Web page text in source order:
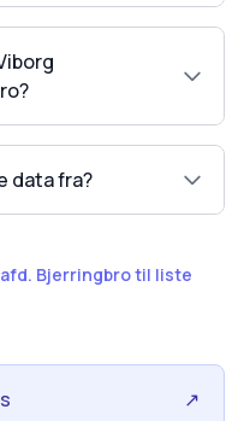
data fra?
Bjerringbro til liste
↗